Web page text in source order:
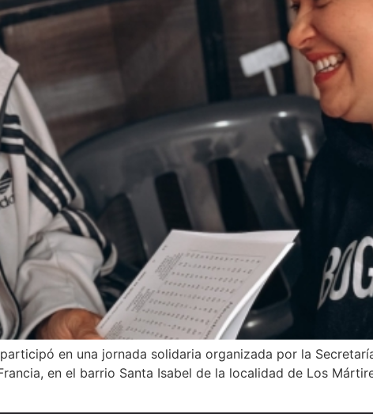
en una jornada solidaria organizada por la
en el barrio Santa Isabel de la localidad de Los